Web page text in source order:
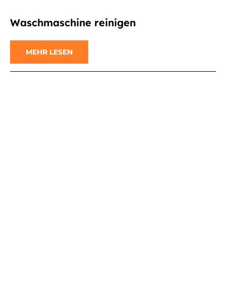
Waschmaschine reinigen
MEHR LESEN